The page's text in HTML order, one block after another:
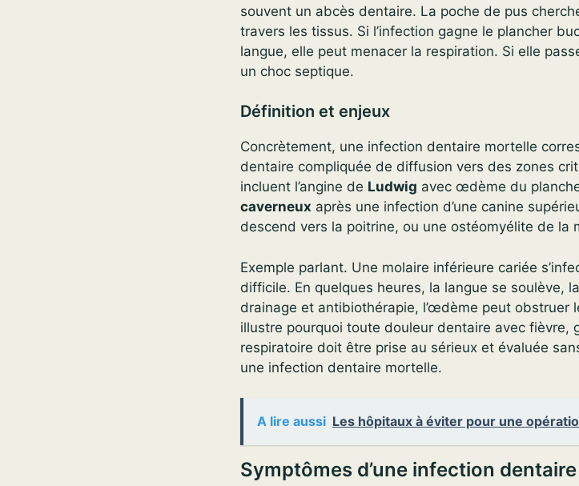
souvent un abcès dentaire. La poche de pus
travers les tissus. Si l’infection gagne le plancher
langue, elle peut menacer la respiration. Si elle
un choc septique.
Définition et enjeux
Concrètement, une infection dentaire mortelle
dentaire compliquée de diffusion vers des zones
incluent l’angine de Ludwig avec œdème du
caverneux après une infection d’une canine
descend vers la poitrine, ou une ostéomyélite de la
Exemple parlant. Une molaire inférieure cariée
difficile. En quelques heures, la langue se soulève,
drainage et antibiothérapie, l’œdème peut obstruer
illustre pourquoi toute douleur dentaire avec fièvre,
respiratoire doit être prise au sérieux et évaluée
une infection dentaire mortelle.
A lire aussi Les hôpitaux à éviter pour une
Symptômes d’une infection